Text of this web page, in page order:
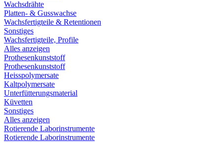
Wachsdrähte
Platten- & Gusswachse
Wachsfertigteile & Retentionen
Sonstiges
Wachsfertigteile, Profile
Alles anzeigen
Prothesenkunststoff
Prothesenkunststoff
Heisspolymersate
Kaltpolymersate
Unterfütterungsmaterial
Küvetten
Sonstiges
Alles anzeigen
Rotierende Laborinstrumente
Rotierende Laborinstrumente